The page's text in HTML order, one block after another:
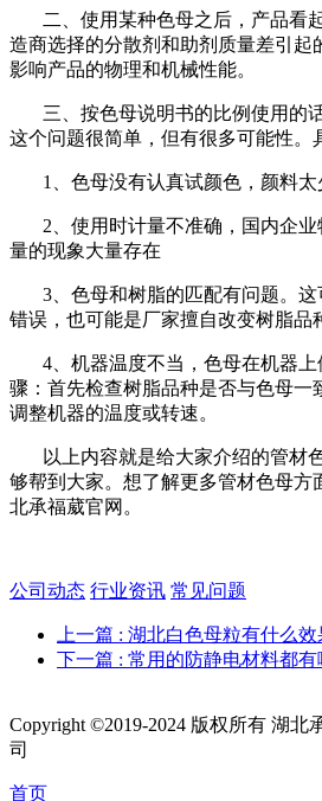
二、使用某种色母之后，产品看
造商选择的分散剂和助剂质量差引起
影响产品的物理和机械性能。
三、按色母说明书的比例使用的话
这个问题很简单，但有很多可能性。
1、色母没有认真试颜色，颜料太
2、使用时计量不准确，国内企业
量的现象大量存在
3、色母和树脂的匹配有问题。这
错误，也可能是厂家擅自改变树脂品
4、机器温度不当，色母在机器上
骤：首先检查树脂品种是否与色母一
调整机器的温度或转速。
以上内容就是给大家介绍的管材
够帮到大家。想了解更多管材色母方
北承福葳官网。
公司动态 行业资讯 常见问题
上一篇 : 湖北白色母粒有什么效
下一篇 : 常用的防静电材料都有
Copyright ©2019-2024 版权所有 湖北
司
首页